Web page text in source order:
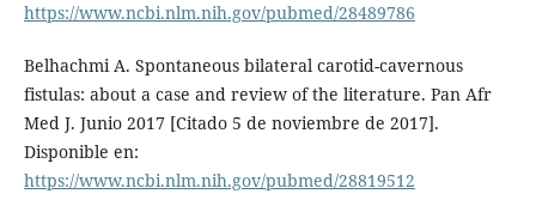
https://www.ncbi.nlm.nih.gov/pubmed/28489786
Belhachmi A. Spontaneous bilateral carotid-cavernous
fistulas: about a case and review of the literature. Pan Afr
Med J. Junio 2017 [Citado 5 de noviembre de 2017].
Disponible en:
https://www.ncbi.nlm.nih.gov/pubmed/28819512